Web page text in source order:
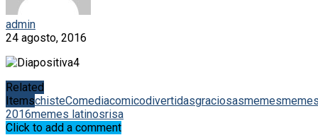
admin
24 agosto, 2016
Related
ItemschisteComediacomicodivertidasgraciosasmemes
2016memes latinosrisa
Click to add a comment